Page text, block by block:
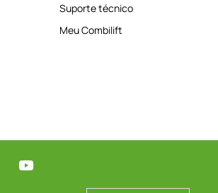
Suporte técnico
Meu Combilift